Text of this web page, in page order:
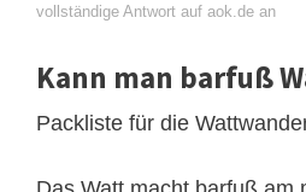
vollständige Antwort auf aok.de an
Kann man barfuß
Packliste für die